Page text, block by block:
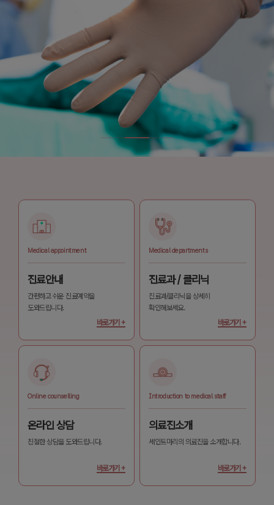
Medical appointment
진료안내
간편하고 쉬운 진료예약을
도와드립니다.
바로가기 +
Medical departments
진료과 / 클리닉
진료과/클리닉을 상세히
확인해보세요.
바로가기 +
Online counselling
온라인 상담
친절한 상담을 도와드립니다.
바로가기 +
Introduction to medical staff
의료진소개
세인트마리의 의료진을 소개합니다.
바로가기 +